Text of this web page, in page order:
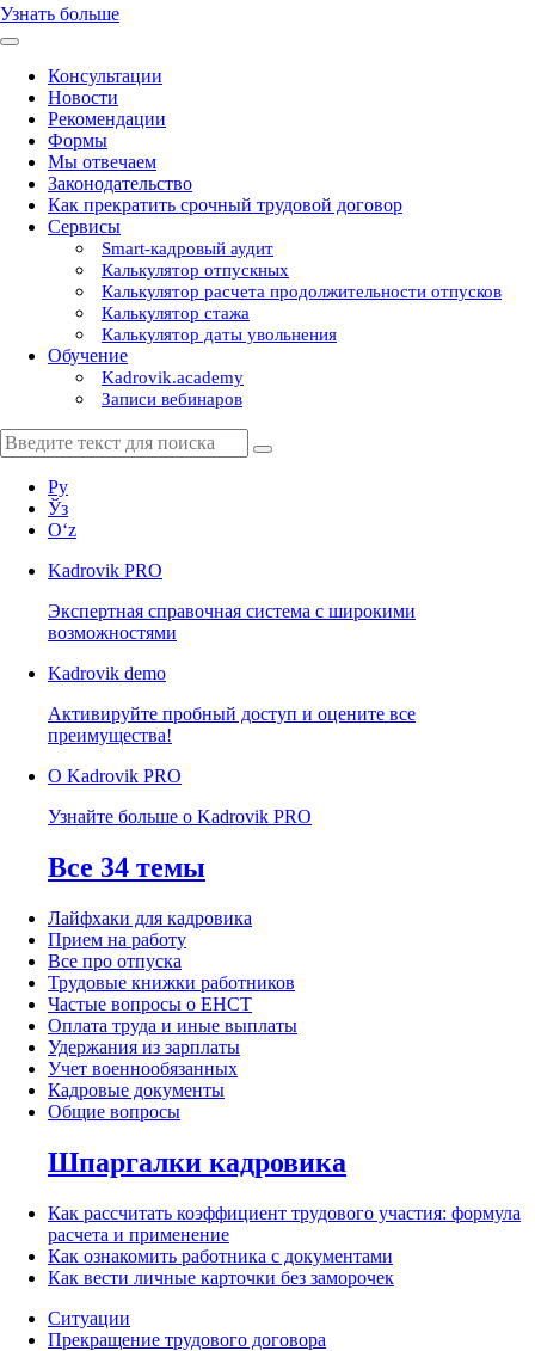
Узнать больше
Консультации
Новости
Рекомендации
Формы
Мы отвечаем
Законодательство
Как прекратить срочный трудовой договор
Сервисы
Smart-кадровый аудит
Калькулятор отпускных
Калькулятор расчета продолжительности отпусков
Калькулятор стажа
Калькулятор даты увольнения
Обучение
Kadrovik.academy
Записи вебинаров
Ру
Ўз
Oʻz
Kadrovik PRO
Экспертная справочная система с широкими
возможностями
Kadrovik demo
Активируйте пробный доступ и оцените все
преимущества!
О Kadrovik PRO
Узнайте больше о Kadrovik PRO
Все 34 темы
Лайфхаки для кадровика
Прием на работу
Все про отпуска
Трудовые книжки работников
Частые вопросы о ЕНСТ
Оплата труда и иные выплаты
Удержания из зарплаты
Учет военнообязанных
Кадровые документы
Общие вопросы
Шпаргалки кадровика
Как рассчитать коэффициент трудового участия: формула
расчета и применение
Как ознакомить работника с документами
Как вести личные карточки без заморочек
Ситуации
Прекращение трудового договора